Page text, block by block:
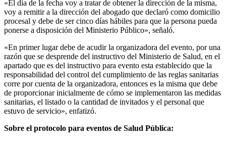
«El día de la fecha voy a tratar de obtener la dirección de la misma,
voy a remitir a la dirección del abogado que declaró como domicilio
procesal y debe de ser cinco días hábiles para que la persona pueda
ponerse a disposición del Ministerio Público», señaló.
«En primer lugar debe de acudir la organizadora del evento, por una
razón que se desprende del instructivo del Ministerio de Salud, en el
apartado que es del instructivo para evento esta establecido que la
responsabilidad del control del cumplimiento de las reglas sanitarias
corre por cuenta de la organizadora, entonces es la misma que debe
de proporcionar inicialmente de cómo se implementaron las medidas
sanitarias, el listado o la cantidad de invitados y el personal que
estuvo de servicio», enfatizó.
Sobre el protocolo para eventos de Salud Pública: